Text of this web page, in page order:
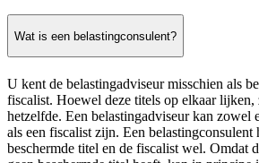
Wat is een belastingconsulent?
U kent de belastingadviseur misschien als
fiscalist. Hoewel deze titels op elkaar lijken,
hetzelfde. Een belastingadviseur kan zowel
als een fiscalist zijn. Een belastingconsulent
beschermde titel en de fiscalist wel. Omdat